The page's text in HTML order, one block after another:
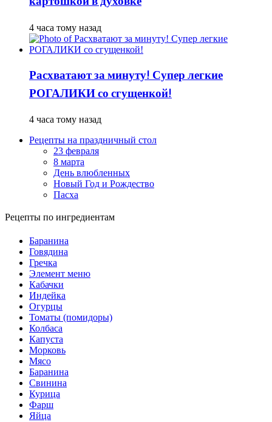
4 часа тому назад
Расхватают за минуту! Супер легкие
РОГАЛИКИ со сгущенкой!
4 часа тому назад
Рецепты на праздничный стол
23 февраля
8 марта
День влюбленных
Новый Год и Рождество
Пасха
Рецепты по ингредиентам
Баранина
Говядина
Гречка
Элемент меню
Кабачки
Индейка
Огурцы
Томаты (помидоры)
Колбаса
Капуста
Морковь
Мясо
Баранина
Свинина
Курица
Фарш
Яйца